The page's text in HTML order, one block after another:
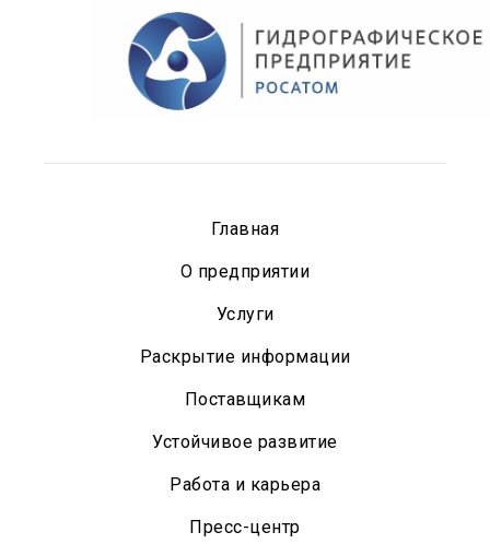
Главная
О предприятии
Услуги
Раскрытие информации
Поставщикам
Устойчивое развитие
Работа и карьера
Пресс-центр